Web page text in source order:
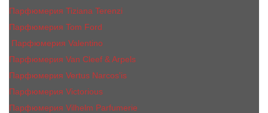
Парфюмерия Tiziana Terenzi
Парфюмерия Tom Ford
Парфюмерия Valentino
Парфюмерия Van Cleef & Arpels
Парфюмерия Vertus Narcos'is
Парфюмерия Victorious
Парфюмерия Vilhelm Parfumerie